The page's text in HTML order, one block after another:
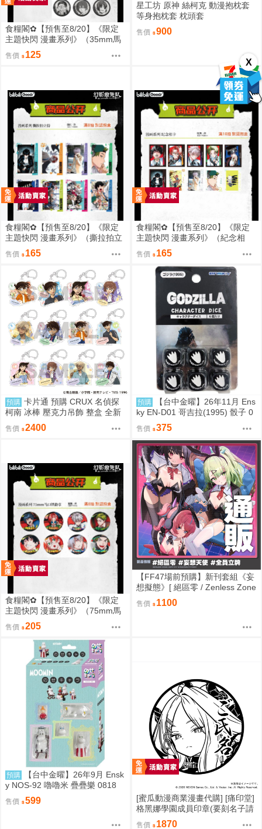
X
食糧閣✿【預售至8/20】《限定
主題快閃 漫畫系列》（35mm馬
口鐵徽章）惡靈剋星／幻影敢死
隊／主題快閃／宍喰野虎落／是
售價 125
星工坊 原神 絲柯克 動漫抱枕套
等身抱枕套 枕頭套
售價 900
食糧閣✿【預售至8/20】《限定
主題快閃 漫畫系列》（撕拉拍立
得）惡靈剋星／幻影敢死隊／主
題快閃／宍喰野虎落／是岸遊人
／觀崎薰／多聞康太郎／壹宮昊
售價 165
食糧閣✿【預售至8/20】《限定
主題快閃 漫畫系列》（紀念相
卡）惡靈剋星／幻影敢死隊／主
題快閃／宍喰野虎落／是岸遊人
／觀崎薰／多聞康太郎／壹宮昊
售價 165
預購 卡片通 預購 CRUX 名偵探
柯南 冰棒 壓克力吊飾 整盒 全新
未拆
售價 2400
預購
【台中金曜】26年11月 Ens
ky EN-D01 哥吉拉(1995) 骰子 0
818
售價 375
食糧閣✿【預售至8/20】《限定
主題快閃 漫畫系列》（75mm馬
口鐵徽章）惡靈剋星／幻影敢死
隊／主題快閃／宍喰野虎落／是
岸遊人／觀崎薰／多聞康太郎／
售價 205
【FF47場前預購】新刊套組《妄
想擬態》[ 絕區零 / Zenless Zone
Zero / 三酸化碳素 / 妄想天使 / 千
夏 / 愛芮 / 南宮羽 / 三小隻 / 夢想
售價 1100
預購
【台中金曜】26年9月 Ensk
y NOS-92 嚕嚕米 疊疊樂 0818
售價 599
[蜜瓜動漫商業漫畫代購] [痛印堂]
格黑娜學園成員印章(要刻名子請
下單備註)(預約至8/28)(12月預
售價 1870